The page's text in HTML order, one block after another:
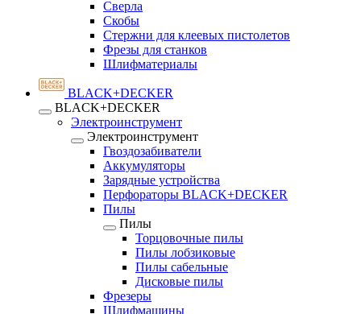
Сверла
Скобы
Стержни для клеевых пистолетов
Фрезы для станков
Шлифматериалы
BLACK+DECKER
BLACK+DECKER
Электроинструмент
Электроинструмент
Гвоздозабиватели
Аккумуляторы
Зарядные устройства
Перфораторы BLACK+DECKER
Пилы
Пилы
Торцовочные пилы
Пилы лобзиковые
Пилы сабельные
Дисковые пилы
Фрезеры
Шлифмашины